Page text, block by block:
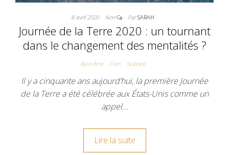
8 avril 2020 Non ParSARAH
Journée de la Terre 2020 : un tournant
dans le changement des mentalités ?
Bien être Com Science
Il y a cinquante ans aujourd’hui, la première Journée
de la Terre a été célébrée aux États-Unis comme un
appel…
Lire la suite